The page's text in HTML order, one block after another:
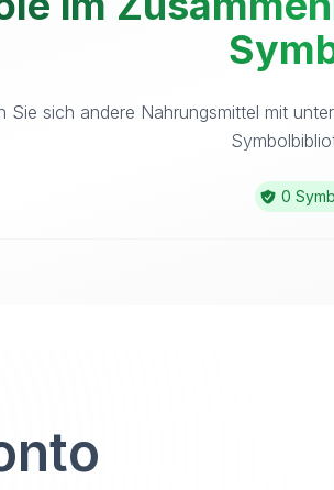
Sie sich andere Nahrungsmittel mit
0